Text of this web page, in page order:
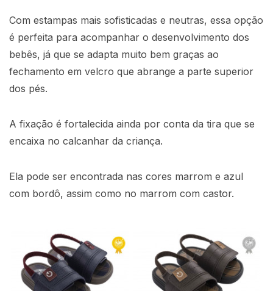
Com estampas mais sofisticadas e neutras, essa opção
é perfeita para acompanhar o desenvolvimento dos
bebês, já que se adapta muito bem graças ao
fechamento em velcro que abrange a parte superior
dos pés.
A fixação é fortalecida ainda por conta da tira que se
encaixa no calcanhar da criança.
Ela pode ser encontrada nas cores marrom e azul
com bordô, assim como no marrom com castor.